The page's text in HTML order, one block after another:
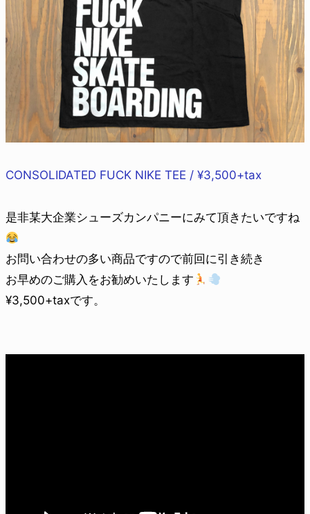
CONSOLIDATED FUCK NIKE TEE / ¥3,500+tax
是非某大企業シューズカンパニーにみて頂きたいですね
お問い合わせの多い商品ですので前回に引き続き
お早めのご購入をお勧めいたします
¥3,500+taxです。